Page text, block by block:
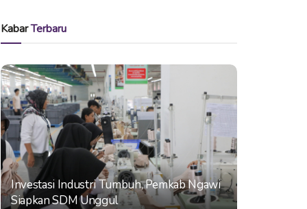
KabarTerbaru
Investasi Industri Tumbuh, Pemkab Ngawi
Siapkan SDM Unggul